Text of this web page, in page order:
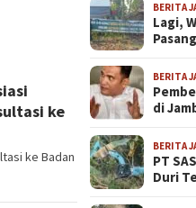
ke
ke Badan
BERITA
Lagi,
BERITA
di
BERITA
PT
Duri